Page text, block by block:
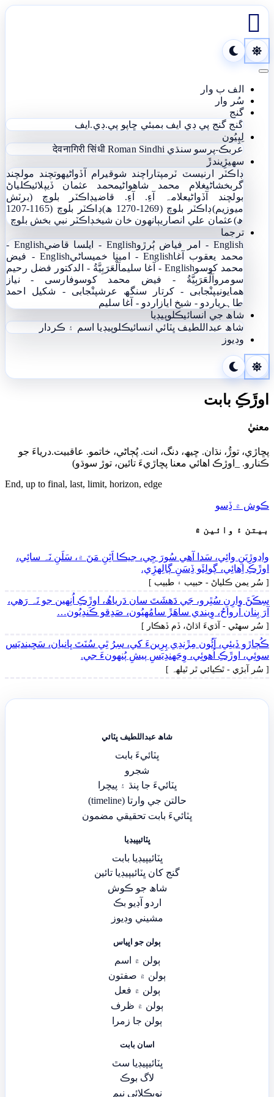

Toggle navigation
الف ب وار
سُر وار
گنج
گنج گنج پي ڊي ايف بمبئي ڇاپو پي.ڊي.ايف
لِپِيُون
عربڪ-پرسو سنڌي
देवनागिरी सिंधी Roman Sindhi
سھيڙِيندڙَ
ڊاڪٽر ارنيسٽ ٽرمپتاراچند شوقيرام آڏواڻيھوتچند مولچند
گربخشاڻيغلام محمد شاھواڻيمحمد عثمان ڏيپلائيڪلياڻ
بولچند آڏواڻيعلامہ آءِ. آءِ. قاضيڊاڪٽر بلوچ (برٽش
ميوزيم)ڊاڪٽر بلوچ (1269-1270 ھ)
ڊاڪٽر بلوچ (1165-1207
ھ)عثمان علي انصاريٻانهون خان شيخڊاڪٽر نبي بخش بلوچ
ترجما
English - امر فياض ٻُرڙو
English - ايلسا قاضي
English -
محمد يعقوب آغاEnglish - امينا خميساڻي
English - فيض
محمد کوسوEnglish - آغا سليم
اَلْعَرَبِيَّةُ - الدکتور فضل رحیم
سومرو اَلْعَرَبِيَّةُ - فيض محمد کوسوفارسی - نياز
ھمايونيپنْجابی - کرتار سنگھ عرشپنْجابی - شکیل احمد
طاہریاردو - شيخ اياز اردو - آغا سليم
شاھ جي انسائيڪلوپيڊيا
شاھ عبداللطيف ڀٽائي انسائيڪلوپيڊيا اسم ۽ ڪردار
وڊيوز
اوڙَڪِ بابت
معنيٰ
پڇاڙي، توڙُ، نڌان. ڇيھ، دنگ، انت. پُڄاڻي، خاتمو. عاقبيت.درياءَ جو
ڪنارو. _اوڙڪ اھائي معنا پڇاڙيءَ تائين، توڙ سوڌو)
End, up to final, last, limit, horizon, edge
ڪوش ۾ ڏِسو
بيتن ۽ وائين ۾
واڍوڙِيَنِ وائِي، سَدا آھي سُورَ جِي، جيڪا اَٿِنِ مَنَ ۾، سَلَنِ نَہ سائِي،
اوڙَڪِ اِھائِي، ڳولِئَو ڏِسَنِ ڳالِهڙِي.
[ سُر يمن ڪلياڻ - حبيب ۽ طبيب ]
سِڪَڻَ وارِنِ سُٿِرو، جَي دَھشَتَ سان دَرياھُ، اوڙَڪِ اُنِهين جو نَہ رَھي،
آرَ بِنان اَرواحُ، وِيندي ساھَڙَ سامُهيُون، صَدِقو ڪَندِيُون…
[ سُر سھڻي - آڌيءَ اڌاڻ، ڏم ڏھڪار ]
ڪُڄاڙو ڏيئِي، آئُون مِڙَندِي پِرِينءَ کي، سِرُ ٿِي سُنَتَ ڀانيان، سَڃِينديَس
سوئِي، اوڙَڪِ اُھوئِي، وِجَهندِيَسِ پيشِ پُنهونءَ جي.
[ سُر آبڙي - ٿڪيائي ٿر ٿيلهہ ]
شاھ عبداللطيف ڀٽائي
ڀٽائيءَ بابت
شجرو
ڀٽائيءَ جا پنڌ ۽ پيچرا
حالتن جي وارتا (timeline)
ڀٽائيءَ بابت تحقيقي مضمون
ڀٽائيپيڊيا
ڀٽائيپيڊيا بابت
گنج کان ڀٽائيپيڊيا تائين
شاھ جو ڪوش
اردو آڊيو بڪ
مشيني وڊيوز
ٻولن جو اڀياس
ٻولن ۾ اسم
ٻولن ۾ صفتون
ٻولن ۾ فعل
ٻولن ۾ ظرف
ٻولن جا زمرا
اسان بابت
ڀٽائيپيڊيا سٿ
لاگ بوڪ
نويڪلائي نيم